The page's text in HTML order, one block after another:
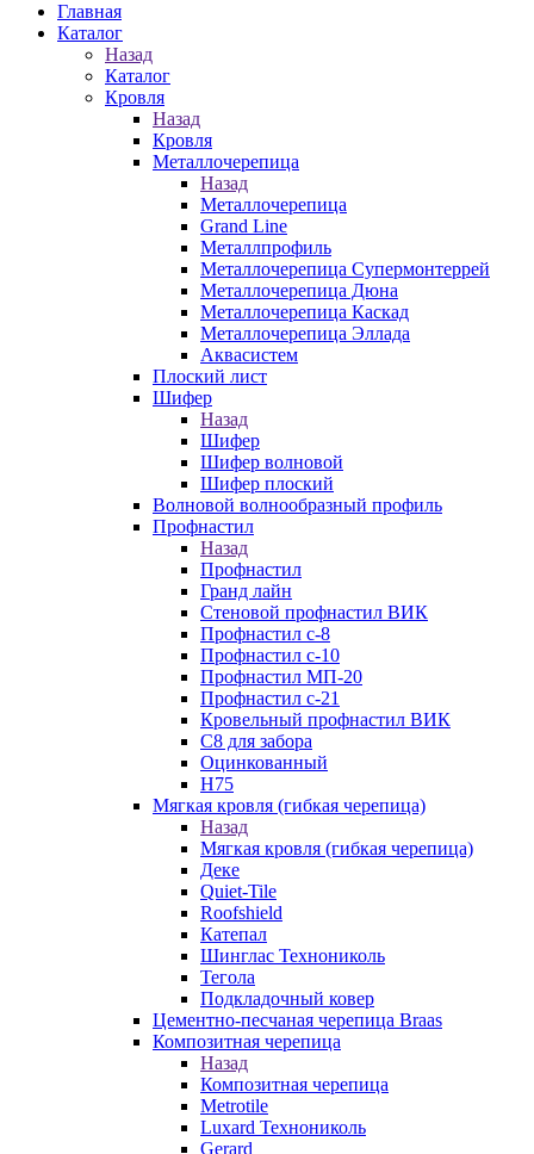
Главная
Каталог
Назад
Каталог
Кровля
Назад
Кровля
Металлочерепица
Назад
Металлочерепица
Grand Line
Металлпрофиль
Металлочерепица Супермонтеррей
Металлочерепица Дюна
Металлочерепица Каскад
Металлочерепица Эллада
Аквасистем
Плоский лист
Шифер
Назад
Шифер
Шифер волновой
Шифер плоский
Волновой волнообразный профиль
Профнастил
Назад
Профнастил
Гранд лайн
Стеновой профнастил ВИК
Профнастил с-8
Профнастил с-10
Профнастил МП-20
Профнастил с-21
Кровельный профнастил ВИК
С8 для забора
Оцинкованный
Н75
Мягкая кровля (гибкая черепица)
Назад
Мягкая кровля (гибкая черепица)
Деке
Quiet-Tile
Roofshield
Катепал
Шинглас Технониколь
Тегола
Подкладочный ковер
Цементно-песчаная черепица Braas
Композитная черепица
Назад
Композитная черепица
Metrotile
Luxard Технониколь
Gerard